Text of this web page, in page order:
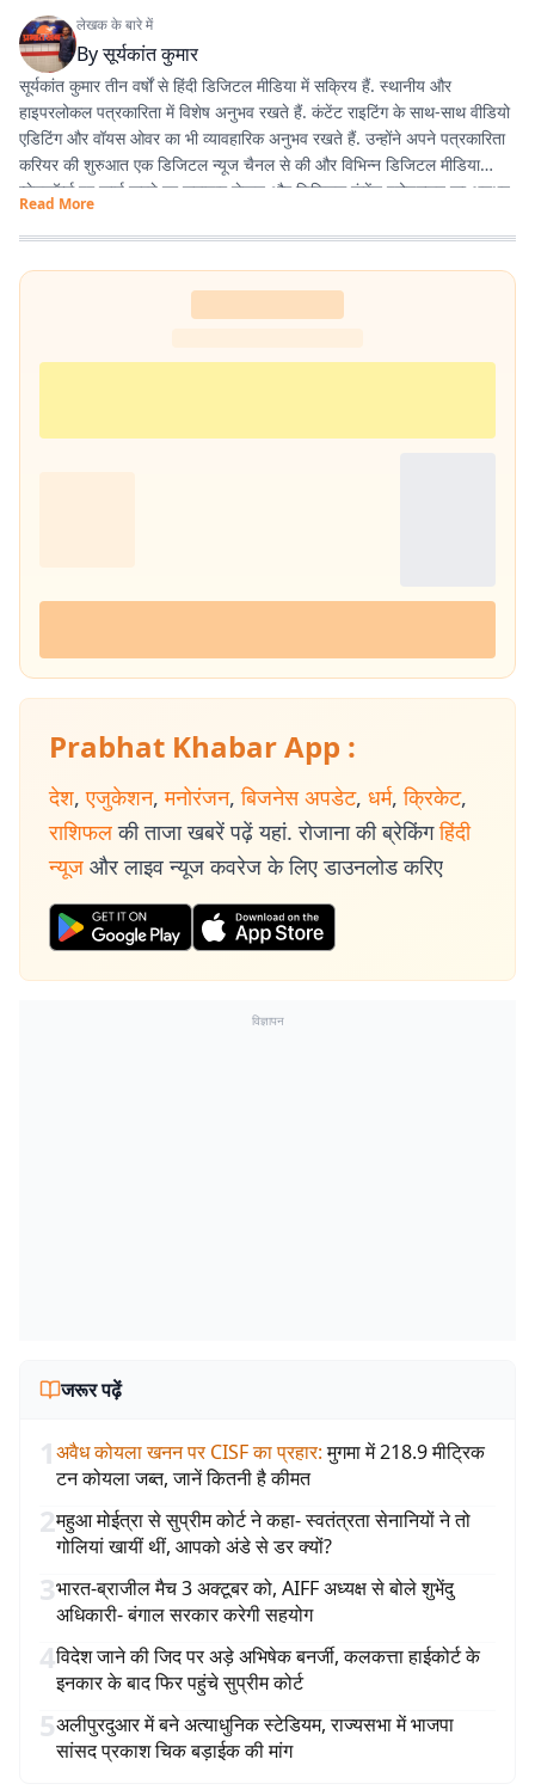
लेखक के बारे में
Byसूर्यकांत कुमार
सूर्यकांत कुमार तीन वर्षों से हिंदी डिजिटल मीडिया में सक्रिय हैं. स्थानीय और
हाइपरलोकल पत्रकारिता में विशेष अनुभव रखते हैं. कंटेंट राइटिंग के साथ-साथ वीडियो
एडिटिंग और वॉयस ओवर का भी व्यावहारिक अनुभव रखते हैं. उन्होंने अपने पत्रकारिता
करियर की शुरुआत एक डिजिटल न्यूज चैनल से की और विभिन्न डिजिटल मीडिया
प्लेटफॉर्म्स पर कार्य करते हुए समाचार लेखन और डिजिटल कंटेंट प्रोडक्शन का अनुभव
हासिल किया है. इसके अलावा खेल और मनोरंजन से जुड़ी खबरों में भी विशेष रुचि रखते
हैं.
Read More
Prabhat Khabar App :
देश, एजुकेशन, मनोरंजन, बिजनेस अपडेट, धर्म, क्रिकेट,
राशिफल की ताजा खबरें पढ़ें यहां. रोजाना की ब्रेकिंग हिंदी
न्यूज और लाइव न्यूज कवरेज के लिए डाउनलोड करिए
विज्ञापन
जरूर पढ़ें
1अवैध कोयला खनन पर CISF का प्रहार: मुगमा में 218.9 मीट्रिक
टन कोयला जब्त, जानें कितनी है कीमत
2महुआ मोईत्रा से सुप्रीम कोर्ट ने कहा- स्वतंत्रता सेनानियों ने तो
गोलियां खायीं थीं, आपको अंडे से डर क्यों?
3भारत-ब्राजील मैच 3 अक्टूबर को, AIFF अध्यक्ष से बोले शुभेंदु
अधिकारी- बंगाल सरकार करेगी सहयोग
4विदेश जाने की जिद पर अड़े अभिषेक बनर्जी, कलकत्ता हाईकोर्ट के
इनकार के बाद फिर पहुंचे सुप्रीम कोर्ट
5अलीपुरदुआर में बने अत्याधुनिक स्टेडियम, राज्यसभा में भाजपा
सांसद प्रकाश चिक बड़ाईक की मांग